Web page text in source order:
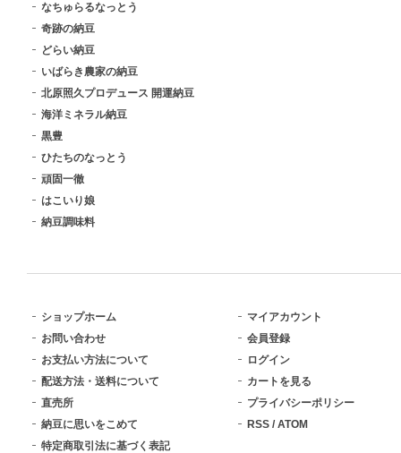
なちゅらるなっとう
奇跡の納豆
どらい納豆
いばらき農家の納豆
北原照久プロデュース 開運納豆
海洋ミネラル納豆
黒豊
ひたちのなっとう
頑固一徹
はこいり娘
納豆調味料
ショップホーム
お問い合わせ
お支払い方法について
配送方法・送料について
直売所
納豆に思いをこめて
特定商取引法に基づく表記
マイアカウント
会員登録
ログイン
カートを見る
プライバシーポリシー
RSS /ATOM